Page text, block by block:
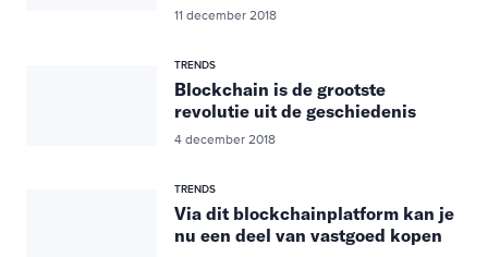
11 december 2018
TRENDS
Blockchain is de grootste
revolutie uit de geschiedenis
4 december 2018
TRENDS
Via dit blockchainplatform kan je
nu een deel van vastgoed kopen